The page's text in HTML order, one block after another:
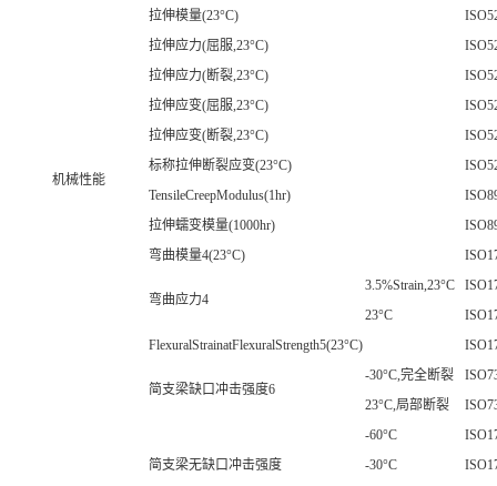
机械性能
拉伸模量(23°C)
拉伸应力(屈服,23°C)
拉伸应力(断裂,23°C)
拉伸应变(屈服,23°C)
拉伸应变(断裂,23°C)
标称拉伸断裂应变(23°C)
TensileCreepModulus(1hr)
拉伸蠕变模量(1000hr)
弯曲模量4(23°C)
弯曲应力4
3.5%Strain,23°C
23°C
FlexuralStrainatFlexuralStrength5(23°C)
简支梁缺口冲击强度6
-30°C,完全断裂
23°C,局部断裂
简支梁无缺口冲击强度
-60°C
-30°C